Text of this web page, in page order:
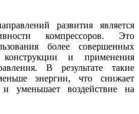
развития является
компрессоров. Это
более совершенных
конструкции и применения
В результате такие
энергии, что снижает
и уменьшает воздействие на